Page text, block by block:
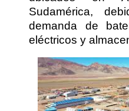
Sudamérica,
demanda de
eléctricos y